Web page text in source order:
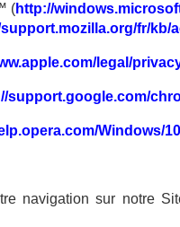
(http://
fr/kb/
legal/
support.google.com/
Windows/
navigation sur notre